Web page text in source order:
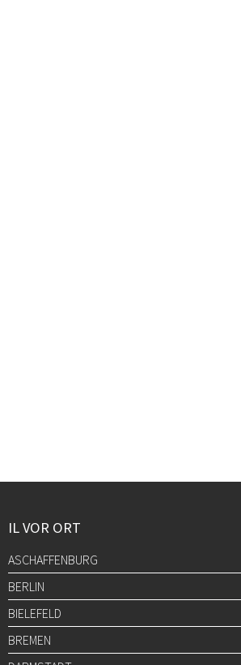
IL VOR ORT
ASCHAFFENBURG
BERLIN
BIELEFELD
BREMEN